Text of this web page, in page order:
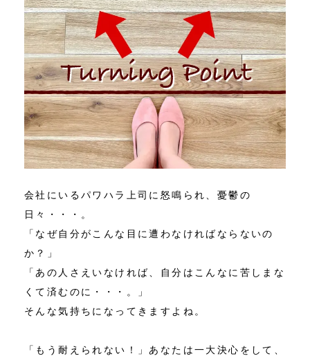
会社にいるパワハラ上司に怒鳴られ、憂鬱の
日々・・・。
「なぜ自分がこんな目に遭わなければならないの
か？」
「あの人さえいなければ、自分はこんなに苦しまな
くて済むのに・・・。」
そんな気持ちになってきますよね。
「もう耐えられない！」あなたは一大決心をして、